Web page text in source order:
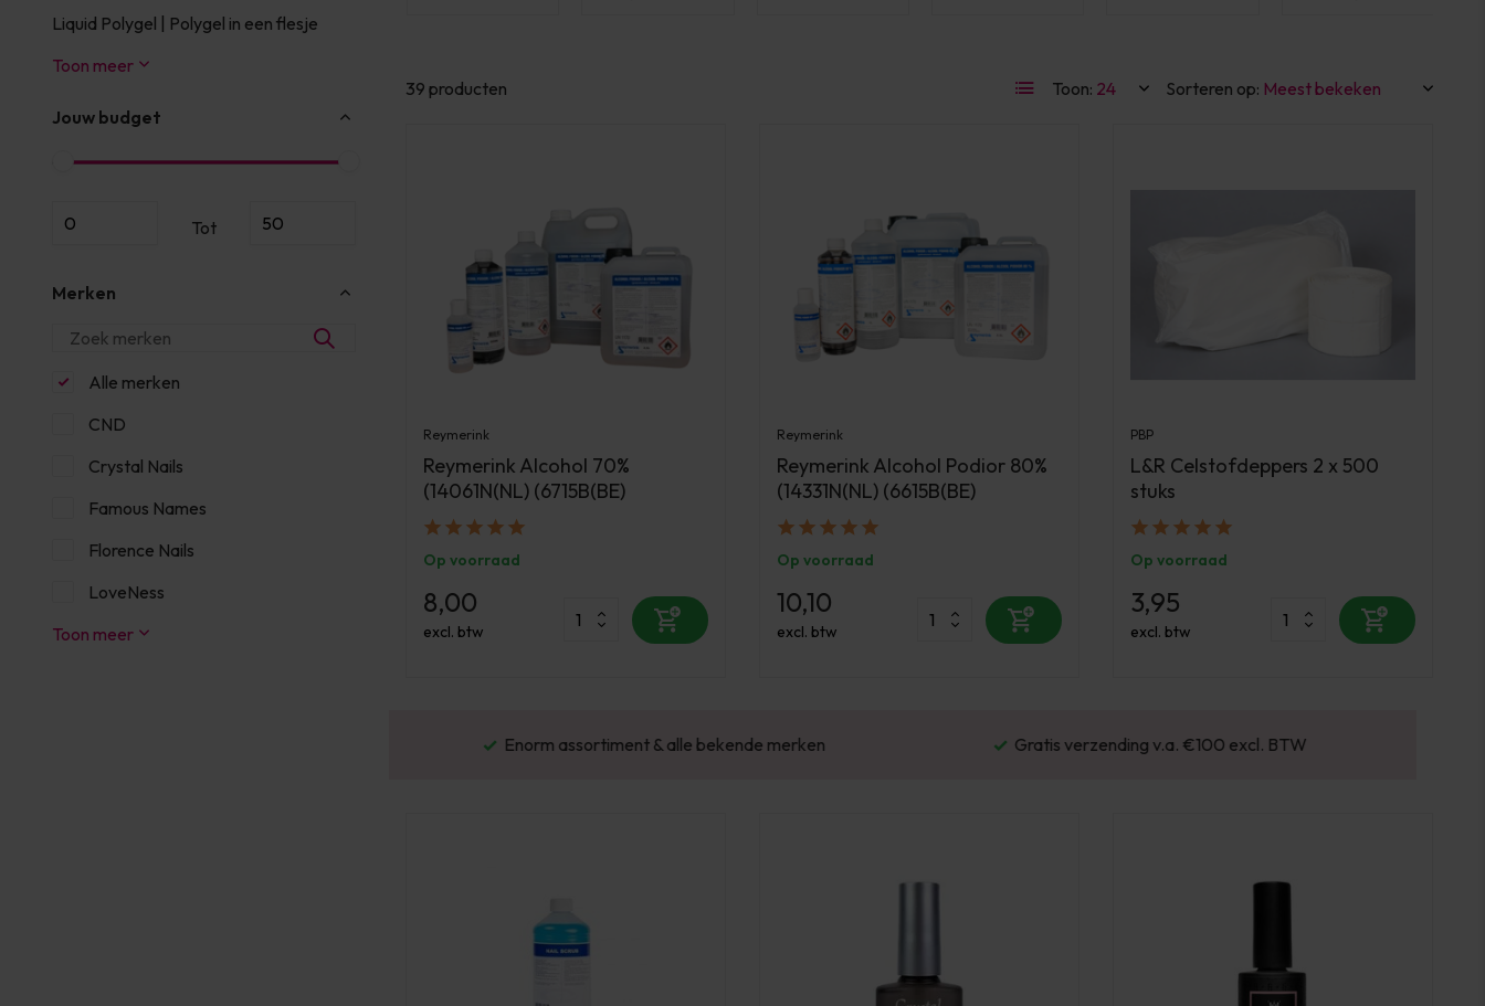
Liquid Polygel | Polygel in een flesje
Toon meer
Jouw budget
Tot
Merken
Alle merken
CND
Crystal Nails
Famous Names
Florence Nails
LoveNess
Toon meer
39 producten Toon: Sorteren op:
Reymerink
Reymerink Alcohol 70%
(14061N(NL) (6715B(BE)
Op voorraad
8,00
excl. btw
Reymerink
Reymerink Alcohol Podior 80%
(14331N(NL) (6615B(BE)
Op voorraad
10,10
excl. btw
PBP
L&R Celstofdeppers 2 x 500
stuks
Op voorraad
3,95
excl. btw
Enorm assortiment & alle bekende merken Gratis verzending v.a. €100 excl. BTW